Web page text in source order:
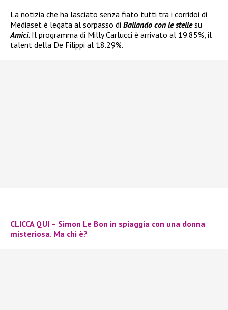
La notizia che ha lasciato senza fiato tutti tra i corridoi di
Mediaset è legata al sorpasso di Ballando con le stellesu
Amici. Il programma di Milly Carlucci è arrivato al 19.85%, il
talent della De Filippi al 18.29%.
CLICCA QUI – Simon Le Bon in spiaggia con una donna
misteriosa. Ma chi è?